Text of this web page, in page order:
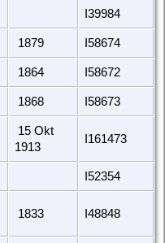
I39984
1879 I58674
1864 I58672
1868 I58673
15 Okt
1913
I161473
I52354
1833 I48848